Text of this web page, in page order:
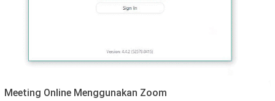
Meeting Online Menggunakan Zoom